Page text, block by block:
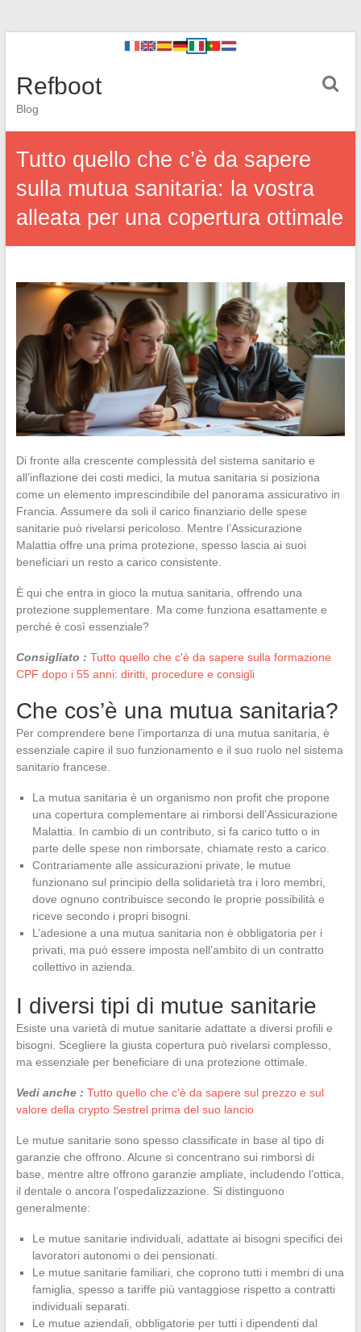
Refboot
Blog
Tutto quello che c’è da sapere
sulla mutua sanitaria: la vostra
alleata per una copertura ottimale
Di fronte alla crescente complessità del sistema sanitario e
all’inflazione dei costi medici, la mutua sanitaria si posiziona
come un elemento imprescindibile del panorama assicurativo in
Francia. Assumere da soli il carico finanziario delle spese
sanitarie può rivelarsi pericoloso. Mentre l’Assicurazione
Malattia offre una prima protezione, spesso lascia ai suoi
beneficiari un resto a carico consistente.
È qui che entra in gioco la mutua sanitaria, offrendo una
protezione supplementare. Ma come funziona esattamente e
perché è così essenziale?
Consigliato : Tutto quello che c'è da sapere sulla formazione
CPF dopo i 55 anni: diritti, procedure e consigli
Che cos’è una mutua sanitaria?
Per comprendere bene l’importanza di una mutua sanitaria, è
essenziale capire il suo funzionamento e il suo ruolo nel sistema
sanitario francese.
La mutua sanitaria è un organismo non profit che propone
una copertura complementare ai rimborsi dell’Assicurazione
Malattia. In cambio di un contributo, si fa carico tutto o in
parte delle spese non rimborsate, chiamate resto a carico.
Contrariamente alle assicurazioni private, le mutue
funzionano sul principio della solidarietà tra i loro membri,
dove ognuno contribuisce secondo le proprie possibilità e
riceve secondo i propri bisogni.
L’adesione a una mutua sanitaria non è obbligatoria per i
privati, ma può essere imposta nell’ambito di un contratto
collettivo in azienda.
I diversi tipi di mutue sanitarie
Esiste una varietà di mutue sanitarie adattate a diversi profili e
bisogni. Scegliere la giusta copertura può rivelarsi complesso,
ma essenziale per beneficiare di una protezione ottimale.
Vedi anche : Tutto quello che c'è da sapere sul prezzo e sul
valore della crypto Sestrel prima del suo lancio
Le mutue sanitarie sono spesso classificate in base al tipo di
garanzie che offrono. Alcune si concentrano sui rimborsi di
base, mentre altre offrono garanzie ampliate, includendo l’ottica,
il dentale o ancora l’ospedalizzazione. Si distinguono
generalmente:
Le mutue sanitarie individuali, adattate ai bisogni specifici dei
lavoratori autonomi o dei pensionati.
Le mutue sanitarie familiari, che coprono tutti i membri di una
famiglia, spesso a tariffe più vantaggiose rispetto a contratti
individuali separati.
Le mutue aziendali, obbligatorie per tutti i dipendenti dal